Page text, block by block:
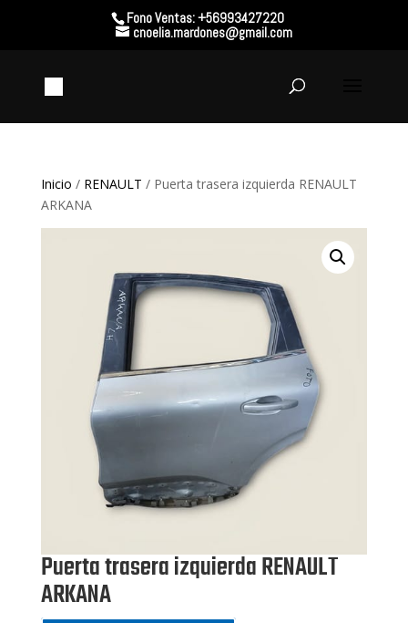
Fono Ventas: +56993427220
cnoelia.mardones@gmail.com
Inicio / RENAULT / Puerta trasera izquierda RENAULT
ARKANA
Puerta trasera izquierda RENAULT
ARKANA